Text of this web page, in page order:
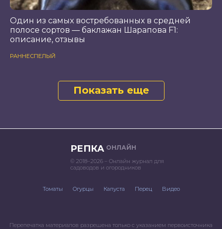
Один из самых востребованных в средней
полосе сортов — баклажан Шарапова F1:
описание, отзывы
РАННЕСПЕЛЫЙ
Показать еще
РЕПКА ОНЛАЙН
© 2018–2026 – Онлайн журнал для
садоводов и огородников
Томаты Огурцы Капуста Перец Видео
Перепечатка материалов разрешена только с указанием первоисточника